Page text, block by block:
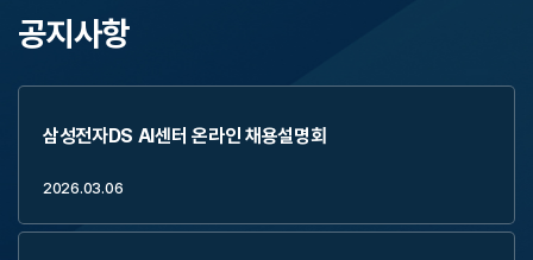
공지사항
삼성전자DS AI센터 온라인 채용설명회
2026.03.06